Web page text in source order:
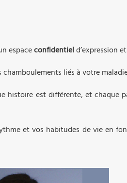
espaceconfidentield’expression
liés à votre
histoire est différente, et
et vos habitudes de vie en